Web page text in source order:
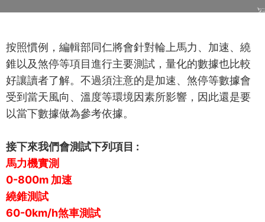
按照慣例，編輯部同仁將會針對輪上馬力、加速、繞
錐以及煞停等項目進行主要測試，量化的數據也比較
好讓讀者了解。不過須注意的是加速、煞停等數據會
受到當天風向、溫度等環境因素所影響，因此還是要
以當下數據做為參考依據。
接下來我們會測試下列項目 :
馬力機實測
0-800m 加速
繞錐測試
60-0km/h煞車測試